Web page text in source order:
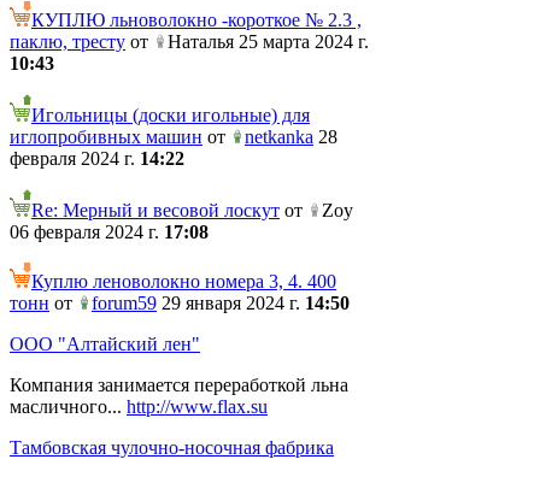
КУПЛЮ льноволокно -короткое № 2.3 ,
паклю, тресту от
Наталья 25 марта 2024 г.
10:43
Игольницы (доски игольные) для
иглопробивных машин от netkanka 28
февраля 2024 г. 14:22
Re: Мерный и весовой лоскут от
Zoy
06 февраля 2024 г. 17:08
Куплю леноволокно номера 3, 4. 400
тонн от forum59 29 января 2024 г. 14:50
ООО "Алтайский лен"
Компания занимается переработкой льна
масличного... http://www.flax.su
Тамбовская чулочно-носочная фабрика